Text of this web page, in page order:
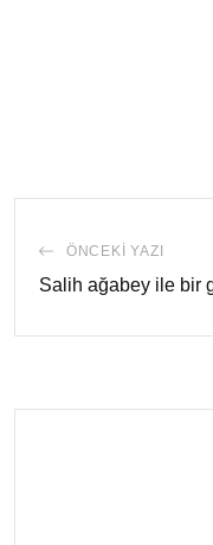
ÖNCEKI YAZI
Salih ağabey ile bir